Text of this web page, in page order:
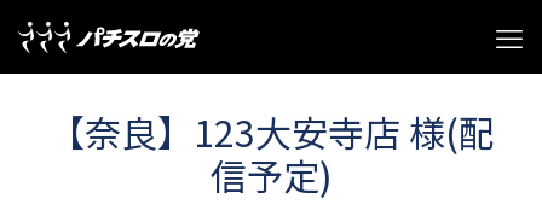
【奈良】123大安寺店 様(配
信予定)